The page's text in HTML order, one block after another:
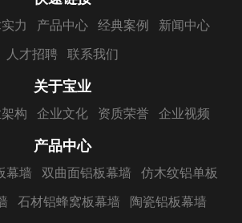
力 产品中心 经典案例 新闻中心
人才招聘 联系我们
关于宝业
构 企业文化 资质荣誉 企业视频
产品中心
幕墙 双曲面铝板幕墙 仿木纹铝单板
石材铝蜂窝板幕墙 陶瓷铝板幕墙